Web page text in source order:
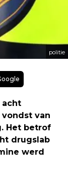
politie
acht
van
Het betrof
drugslab
werd